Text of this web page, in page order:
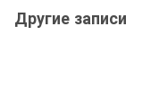
Другие записи